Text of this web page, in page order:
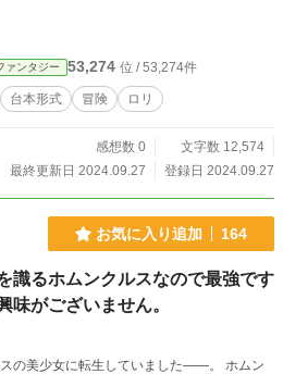
ァンタジー 53,274 位 / 53,274件
台本形式 冒険 ロリ
感想数 0
文字数 12,574
最終更新日 2024.09.27
登録日 2024.09.27
お気に入り追加 164
識るホムンクルスなので最強です
味がございません。
美少女に転生していました――。 ホムン